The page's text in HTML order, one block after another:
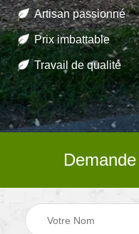
Artisan passionné
Prix imbattable
Travail de qualité